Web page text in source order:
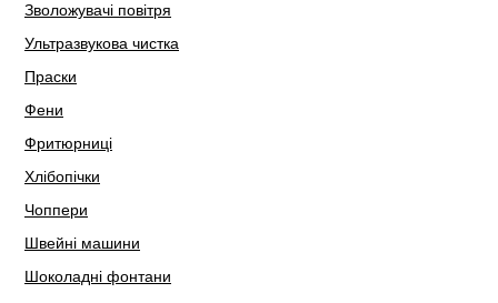
Зволожувачі повітря
Ультразвукова чистка
Праски
Фени
Фритюрниці
Хлібопічки
Чоппери
Швейні машини
Шоколадні фонтани